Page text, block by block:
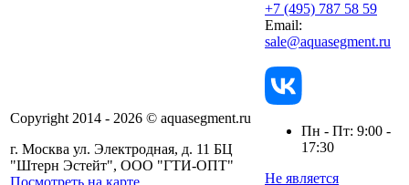
Copyright 2014 - 2026 © aquasegment.ru
г. Москва ул. Электродная, д. 11 БЦ
"Штерн Эстейт", ООО "ГТИ-ОПТ"
+7 (495) 787 58 59
Email:
sale@aquasegment.ru
Пн - Пт: 9:00 -
17:30
Не является